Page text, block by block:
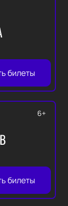
билеты
6+
билеты